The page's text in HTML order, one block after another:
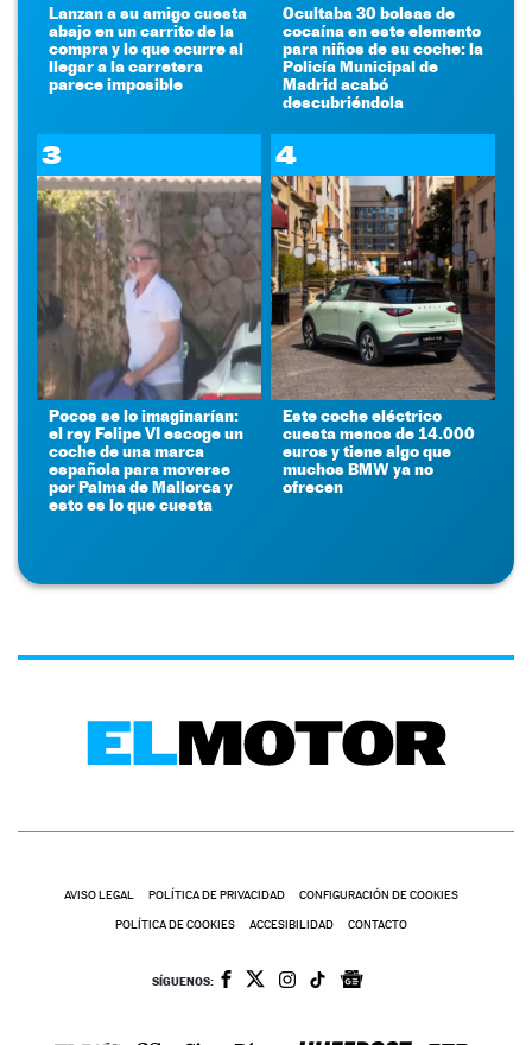
Lanzan a su amigo cuesta
abajo en un carrito de la
compra y lo que ocurre al
llegar a la carretera
parece imposible
Ocultaba 30 bolsas de
cocaína en este elemento
para niños de su coche: la
Policía Municipal de
Madrid acabó
descubriéndola
3
Pocos se lo imaginarían:
el rey Felipe VI escoge un
coche de una marca
española para moverse
por Palma de Mallorca y
esto es lo que cuesta
4
Este coche eléctrico
cuesta menos de 14.000
euros y tiene algo que
muchos BMW ya no
ofrecen
AVISO LEGAL POLÍTICA DE PRIVACIDAD CONFIGURACIÓN DE COOKIES
POLÍTICA DE COOKIES ACCESIBILIDAD CONTACTO
SÍGUENOS: